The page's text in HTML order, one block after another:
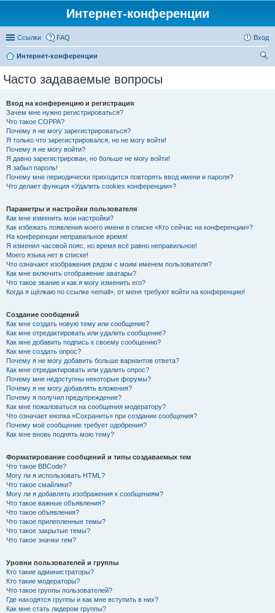
Интернет-конференции
Ссылки FAQ Вход
Интернет-конференции
Часто задаваемые вопросы
Вход на конференцию и регистрация
Зачем мне нужно регистрироваться?
Что такое COPPA?
Почему я не могу зарегистрироваться?
Я только что зарегистрировался, но не могу войти!
Почему я не могу войти?
Я давно зарегистрирован, но больше не могу войти!
Я забыл пароль!
Почему мне периодически приходится повторять ввод имени и пароля?
Что делает функция «Удалить cookies конференции»?
Параметры и настройки пользователя
Как мне изменить мои настройки?
Как избежать появления моего имени в списке «Кто сейчас на конференции»?
На конференции неправильное время!
Я изменил часовой пояс, но время всё равно неправильное!
Моего языка нет в списке!
Что означают изображения рядом с моим именем пользователя?
Как мне включить отображение аватары?
Что такое звание и как я могу изменить его?
Когда я щёлкаю по ссылке «email», от меня требуют войти на конференцию!
Создание сообщений
Как мне создать новую тему или сообщение?
Как мне отредактировать или удалить сообщение?
Как мне добавить подпись к своему сообщению?
Как мне создать опрос?
Почему я не могу добавить больше вариантов ответа?
Как мне отредактировать или удалить опрос?
Почему мне недоступны некоторые форумы?
Почему я не могу добавлять вложения?
Почему я получил предупреждение?
Как мне пожаловаться на сообщения модератору?
Что означает кнопка «Сохранить» при создании сообщения?
Почему моё сообщение требует одобрения?
Как мне вновь поднять мою тему?
Форматирование сообщений и типы создаваемых тем
Что такое BBCode?
Могу ли я использовать HTML?
Что такое смайлики?
Могу ли я добавлять изображения к сообщениям?
Что такое важные объявления?
Что такое объявления?
Что такое прилепленные темы?
Что такое закрытые темы?
Что такое значки тем?
Уровни пользователей и группы
Кто такие администраторы?
Кто такие модераторы?
Что такое группы пользователей?
Где находятся группы и как мне вступить в них?
Как мне стать лидером группы?